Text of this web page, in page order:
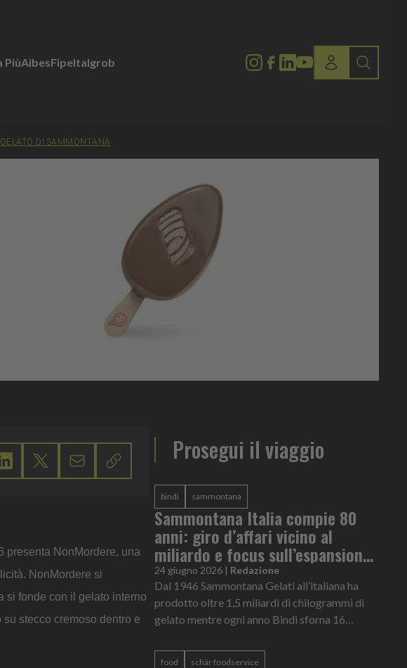
PiùAibesFipeItalgrob
DI SAMMONTANA
presenta NonMordere, una
NonMordere si
si fonde con il gelato interno
stecco cremoso dentro e
Prosegui il viaggio
bindi sammontana
Sammontana Italia compie 80
anni: giro d’affari vicino al
miliardo e focus sull’espansione
internazionale
24 giugno 2026 | Redazione
Dal 1946 Sammontana Gelati all’italiana ha
prodotto oltre 1,5 miliardi di chilogrammi di
gelato mentre ogni anno Bindi sforna 16
food schär foodservice